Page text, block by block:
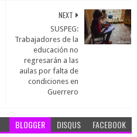
NEXT
SUSPEG:
Trabajadores de la
educación no
regresarán a las
aulas por falta de
condiciones en
Guerrero
BLOGGER DISQUS FACEBOOK